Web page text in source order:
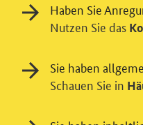
Haben Sie
Nutzen Sie das
Sie haben
Schauen Sie in